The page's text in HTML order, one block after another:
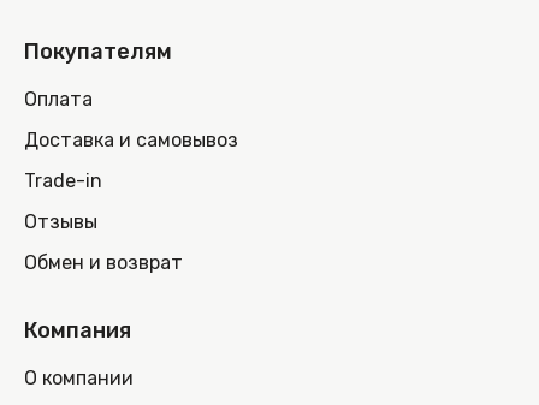
Покупателям
Оплата
Доставка и самовывоз
Trade-in
Отзывы
Обмен и возврат
Компания
О компании